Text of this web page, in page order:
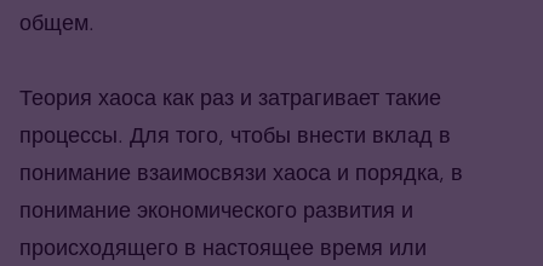
общем.
Теория хаоса как раз и затрагивает такие
процессы. Для того, чтобы внести вклад в
понимание взаимосвязи хаоса и порядка, в
понимание экономического развития и
происходящего в настоящее время или